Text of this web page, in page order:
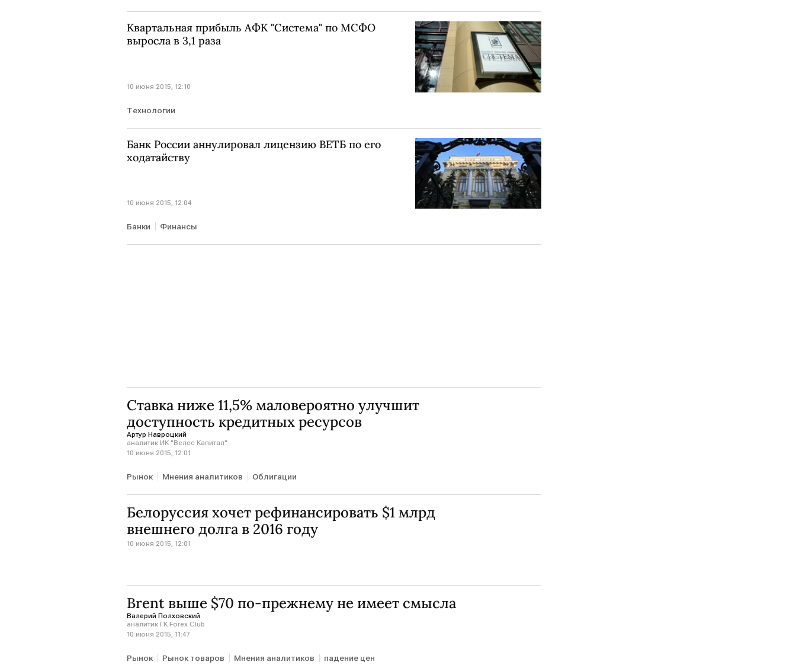
Квартальная прибыль АФК "Система" по МСФО
выросла в 3,1 раза
10 июня 2015, 12:10
Технологии
Банк России аннулировал лицензию ВЕТБ по его
ходатайству
10 июня 2015, 12:04
Банки Финансы
Cтавка ниже 11,5% маловероятно улучшит
доступность кредитных ресурсов
Артур Навроцкий
аналитик ИК "Велес Капитал"
10 июня 2015, 12:01
Рынок Мнения аналитиков Облигации
Белоруссия хочет рефинансировать $1 млрд
внешнего долга в 2016 году
10 июня 2015, 12:01
Brent выше $70 по-прежнему не имеет смысла
Валерий Полховский
аналитик ГК Forex Club
10 июня 2015, 11:47
Рынок Рынок товаров Мнения аналитиков падение цен